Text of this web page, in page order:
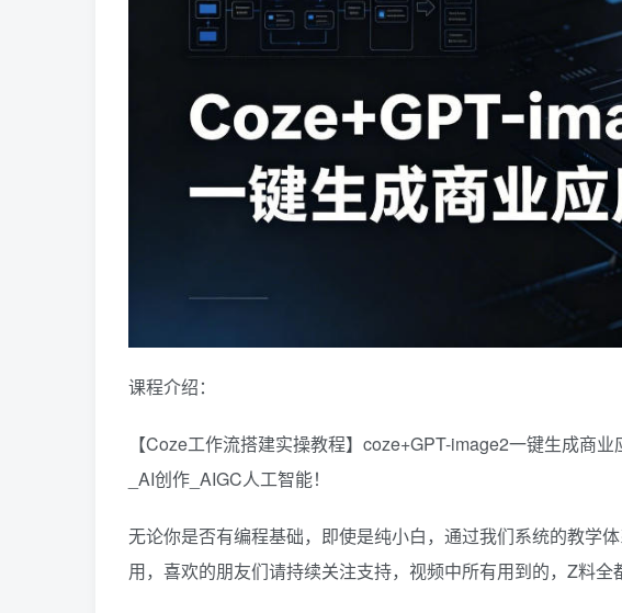
课程介绍：
【Coze工作流搭建实操教程】coze+GPT-image2一键生成商
_AI创作_AIGC人工智能！
无论你是否有编程基础，即使是纯小白，通过我们系统的教学
用，喜欢的朋友们请持续关注支持，视频中所有用到的，Z料全